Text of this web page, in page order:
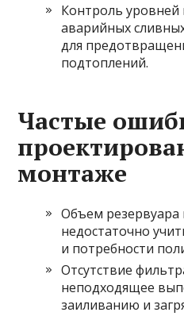
Контроль
аварийных
для
подтоплений.
Частые
монтаже
Объем
недостаточно
и потребности
Отсутствие
неподходящее
заиливанию и